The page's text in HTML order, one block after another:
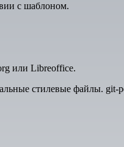
с шаблоном.
или Libreoffice.
стилевые файлы.